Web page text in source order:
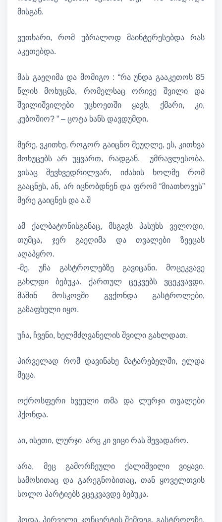
მისგან.
ვუთხარი, რომ უბრალოდ მაინტერესებდა რას
აკეთებდა.
მას გაეღიმა და მომიგო : “რა უნდა გააკეთოს 85
წლის მოხუცმა, რომელსაც ორივე შვილი და
შვილიშვილები უცხოეთში ყავს, ქმარი, კი,
კუბოშიო? ” – ცოტა ხანს დავდუმდი.
მერე, ვკითხე, როგორ გაიცნო მეუღლე, ეს, კითხვა
მოხუცებს არ უყვართ, რადგან, უმრავლესობა,
ვისაც შევხვედრილვარ, იძახის ხოლმე რომ
გააცნეს, ან, არ იცნობდნენ და ფრომ “მიათხოვეს”
მერე გაიცნეს და ა.შ
ამ ქალბატონისგანაც, მსგავს პასუხს ველოდი,
თუმცა, ჯერ გაეღიმა და თვალები ზეეცას
აღაპყრო.
-მე, უჩა გასტროლებზე გავიცანი. მოცეკვავე
გახლდი ბებუკა. ქართულ ცეკვებს ვცეკვავდი,
მაშინ მოსკოვში გვქონდა გასტროლები,
გაზაფხული იყო.
უჩა, ჩვენი, ხელმძღვანელის შვილი გახლდათ.
პირველად რომ დავინახე მატარებელში, ელდა
მეცა.
ოქროსფერი ხვეული თმა და ლურჯი თვალები
ჰქონდა.
აი, ისეთი, ლურჯი არც კი ვიცი რას შევადარო.
არა, მეც გამორჩეული ქალიშვილი ვიყავი.
სამოსითაც და გარეგნობითაც, თან ყოველთვის
სოლო პარტიებს ვცეკვავდე ბებუკა.
ჰოდა, პირველი კონცერტის შემდეგ, გასტროლზე,